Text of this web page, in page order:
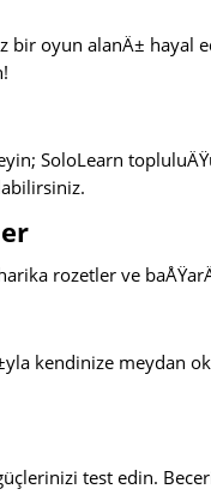
bir oyun alanÄ±
SoloLearn
rozetler ve
kendinize meydan
test edin.